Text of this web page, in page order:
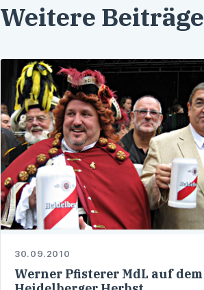
Weitere Beiträge
30.09.2010
Werner Pfisterer MdL auf dem